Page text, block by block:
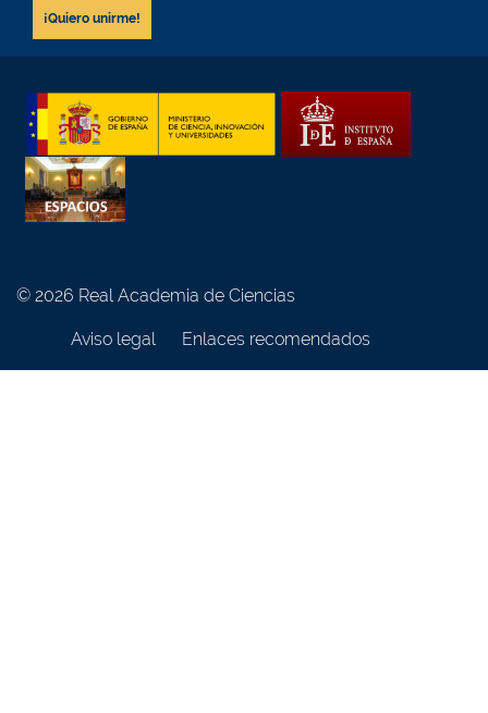
¡Quiero unirme!
© 2026 Real Academia de Ciencias
Aviso legal Enlaces recomendados